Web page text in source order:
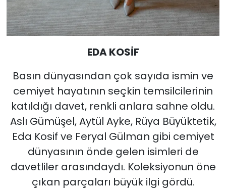
EDA KOSİF
Basın dünyasından çok sayıda ismin ve
cemiyet hayatının seçkin temsilcilerinin
katıldığı davet, renkli anlara sahne oldu.
Aslı Gümüşel, Aytül Ayke, Rüya Büyüktetik,
Eda Kosif ve Feryal Gülman gibi cemiyet
dünyasının önde gelen isimleri de
davetliler arasındaydı. Koleksiyonun öne
çıkan parçaları büyük ilgi gördü.